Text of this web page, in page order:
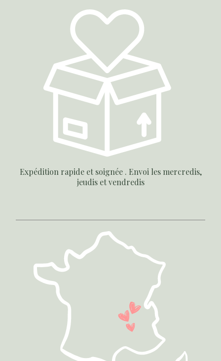
Expédition rapide et soignée . Envoi les mercredis,
jeudis et vendredis